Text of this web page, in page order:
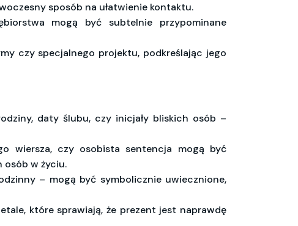
sposób na ułatwienie kontaktu.
mogą być subtelnie przypominane
czy specjalnego projektu, podkreślając jego
daty ślubu, czy inicjały bliskich osób –
wiersza, czy osobista sentencja mogą być
w życiu.
– mogą być symbolicznie uwiecznione,
które sprawiają, że prezent jest naprawdę